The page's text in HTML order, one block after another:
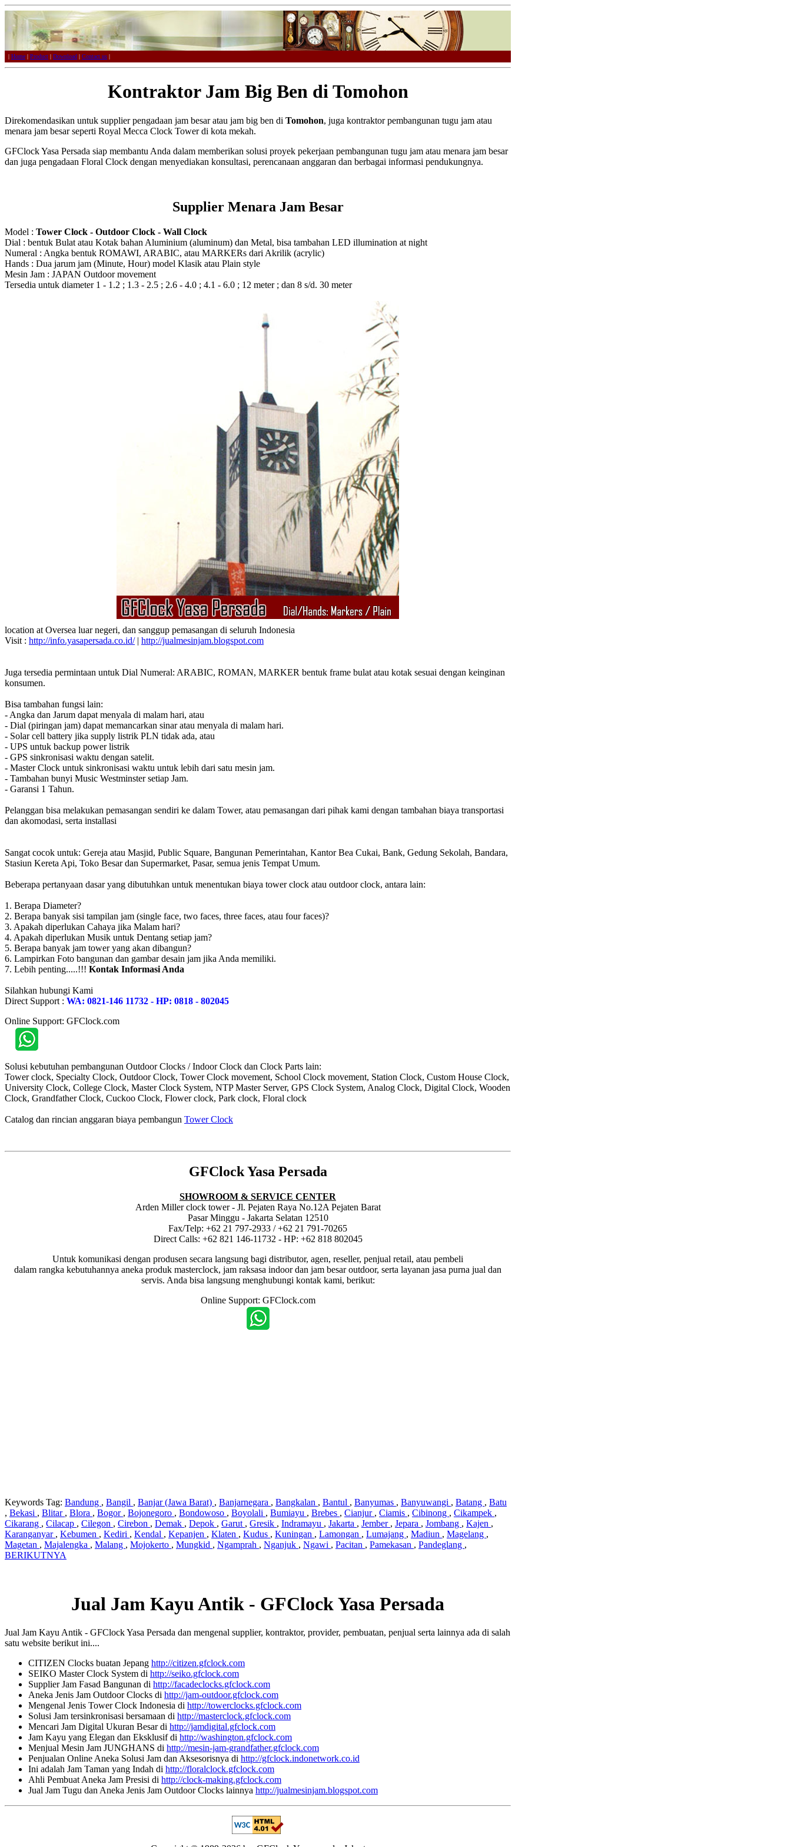
| Home | Product | Download | Contact us |
Kontraktor Jam Big Ben di Tomohon
Direkomendasikan untuk supplier pengadaan jam besar atau jam big ben di Tomohon, juga kontraktor pembangunan tugu jam atau
menara jam besar seperti Royal Mecca Clock Tower di kota mekah.
GFClock Yasa Persada siap membantu Anda dalam memberikan solusi proyek pekerjaan pembangunan tugu jam atau menara jam besar
dan juga pengadaan Floral Clock dengan menyediakan konsultasi, perencanaan anggaran dan berbagai informasi pendukungnya.
Supplier Menara Jam Besar
Model : Tower Clock - Outdoor Clock - Wall Clock
Dial : bentuk Bulat atau Kotak bahan Aluminium (aluminum) dan Metal, bisa tambahan LED illumination at night
Numeral : Angka bentuk ROMAWI, ARABIC, atau MARKERs dari Akrilik (acrylic)
Hands : Dua jarum jam (Minute, Hour) model Klasik atau Plain style
Mesin Jam : JAPAN Outdoor movement
Tersedia untuk diameter 1 - 1.2 ; 1.3 - 2.5 ; 2.6 - 4.0 ; 4.1 - 6.0 ; 12 meter ; dan 8 s/d. 30 meter
location at Oversea luar negeri, dan sanggup pemasangan di seluruh Indonesia
Visit : http://info.yasapersada.co.id/| http://jualmesinjam.blogspot.com
Juga tersedia permintaan untuk Dial Numeral: ARABIC, ROMAN, MARKER bentuk frame bulat atau kotak sesuai dengan keinginan
konsumen.
Bisa tambahan fungsi lain:
- Angka dan Jarum dapat menyala di malam hari, atau
- Dial (piringan jam) dapat memancarkan sinar atau menyala di malam hari.
- Solar cell battery jika supply listrik PLN tidak ada, atau
- UPS untuk backup power listrik
- GPS sinkronisasi waktu dengan satelit.
- Master Clock untuk sinkronisasi waktu untuk lebih dari satu mesin jam.
- Tambahan bunyi Music Westminster setiap Jam.
- Garansi 1 Tahun.
Pelanggan bisa melakukan pemasangan sendiri ke dalam Tower, atau pemasangan dari pihak kami dengan tambahan biaya transportasi
dan akomodasi, serta installasi
Sangat cocok untuk: Gereja atau Masjid, Public Square, Bangunan Pemerintahan, Kantor Bea Cukai, Bank, Gedung Sekolah, Bandara,
Stasiun Kereta Api, Toko Besar dan Supermarket, Pasar, semua jenis Tempat Umum.
Beberapa pertanyaan dasar yang dibutuhkan untuk menentukan biaya tower clock atau outdoor clock, antara lain:
1. Berapa Diameter?
2. Berapa banyak sisi tampilan jam (single face, two faces, three faces, atau four faces)?
3. Apakah diperlukan Cahaya jika Malam hari?
4. Apakah diperlukan Musik untuk Dentang setiap jam?
5. Berapa banyak jam tower yang akan dibangun?
6. Lampirkan Foto bangunan dan gambar desain jam jika Anda memiliki.
7. Lebih penting.....!!! Kontak Informasi Anda
Silahkan hubungi Kami
Direct Support : WA: 0821-146 11732 - HP: 0818 - 802045
Online Support: GFClock.com
Solusi kebutuhan pembangunan Outdoor Clocks / Indoor Clock dan Clock Parts lain:
Tower clock, Specialty Clock, Outdoor Clock, Tower Clock movement, School Clock movement, Station Clock, Custom House Clock,
University Clock, College Clock, Master Clock System, NTP Master Server, GPS Clock System, Analog Clock, Digital Clock, Wooden
Clock, Grandfather Clock, Cuckoo Clock, Flower clock, Park clock, Floral clock
Catalog dan rincian anggaran biaya pembangun Tower Clock
GFClock Yasa Persada
SHOWROOM & SERVICE CENTER
Arden Miller clock tower - Jl. Pejaten Raya No.12A Pejaten Barat
Pasar Minggu - Jakarta Selatan 12510
Fax/Telp: +62 21 797-2933 / +62 21 791-70265
Direct Calls: +62 821 146-11732 - HP: +62 818 802045
Untuk komunikasi dengan produsen secara langsung bagi distributor, agen, reseller, penjual retail, atau pembeli
dalam rangka kebutuhannya aneka produk masterclock, jam raksasa indoor dan jam besar outdoor, serta layanan jasa purna jual dan
servis. Anda bisa langsung menghubungi kontak kami, berikut:
Online Support: GFClock.com
Keywords Tag: Bandung , Bangil , Banjar (Jawa Barat) , Banjarnegara , Bangkalan , Bantul , Banyumas , Banyuwangi , Batang , Batu
, Bekasi , Blitar , Blora , Bogor , Bojonegoro , Bondowoso , Boyolali , Bumiayu , Brebes , Cianjur , Ciamis , Cibinong , Cikampek ,
Cikarang , Cilacap , Cilegon , Cirebon , Demak , Depok , Garut , Gresik , Indramayu , Jakarta , Jember , Jepara , Jombang , Kajen ,
Karanganyar , Kebumen , Kediri , Kendal , Kepanjen , Klaten , Kudus , Kuningan , Lamongan , Lumajang , Madiun , Magelang ,
Magetan , Majalengka , Malang , Mojokerto , Mungkid , Ngamprah , Nganjuk , Ngawi , Pacitan , Pamekasan , Pandeglang ,
BERIKUTNYA
Jual Jam Kayu Antik - GFClock Yasa Persada
Jual Jam Kayu Antik - GFClock Yasa Persada dan mengenal supplier, kontraktor, provider, pembuatan, penjual serta lainnya ada di salah
satu website berikut ini....
CITIZEN Clocks buatan Jepang http://citizen.gfclock.com
SEIKO Master Clock System di http://seiko.gfclock.com
Supplier Jam Fasad Bangunan di http://facadeclocks.gfclock.com
Aneka Jenis Jam Outdoor Clocks di http://jam-outdoor.gfclock.com
Mengenal Jenis Tower Clock Indonesia di http://towerclocks.gfclock.com
Solusi Jam tersinkronisasi bersamaan di http://masterclock.gfclock.com
Mencari Jam Digital Ukuran Besar di http://jamdigital.gfclock.com
Jam Kayu yang Elegan dan Eksklusif di http://washington.gfclock.com
Menjual Mesin Jam JUNGHANS di http://mesin-jam-grandfather.gfclock.com
Penjualan Online Aneka Solusi Jam dan Aksesorisnya di http://gfclock.indonetwork.co.id
Ini adalah Jam Taman yang Indah di http://floralclock.gfclock.com
Ahli Pembuat Aneka Jam Presisi di http://clock-making.gfclock.com
Jual Jam Tugu dan Aneka Jenis Jam Outdoor Clocks lainnya http://jualmesinjam.blogspot.com